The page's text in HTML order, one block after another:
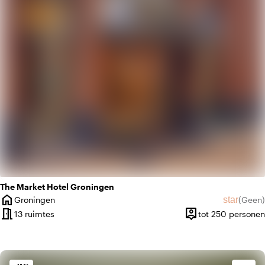
The Market Hotel Groningen
home
Plaats
Groningen star(Geen)
Geen
meeting_room13 ruimtes person_pin
Capaciteit
tot 250 personen